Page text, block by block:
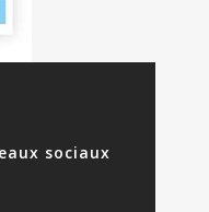
sociaux